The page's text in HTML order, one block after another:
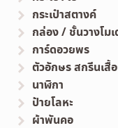
กระเป๋าสตางค์
กล่อง / ชั้นวางโม
การ์ดอวยพร
ตัวอักษร สกรีนเสื้
นาฬิกา
ป้ายโลหะ
ผ้าพันคอ